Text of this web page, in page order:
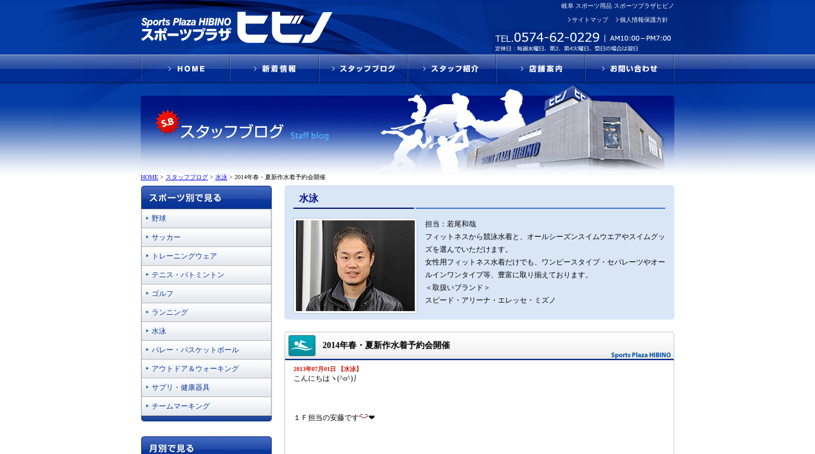
岐阜 スポーツ用品 スポーツプラザヒビノ
サイトマップ 個人情報保護方針
HOME > スタッフブログ > 水泳 > 2014年春・夏新作水着予約会開催
水泳
担当：若尾和哉
フィットネスから競泳水着と、オールシーズンスイムウエアやスイムグッ
ズを選んでいただけます。
女性用フィットネス水着だけでも、ワンピースタイプ・セパレーツやオー
ルインワンタイプ等、豊富に取り揃えております。
＜取扱いブランド＞
スピード・アリーナ・エレッセ・ミズノ
2014年春・夏新作水着予約会開催
2013年07月01日 【水泳】
こんにちはヽ(^o^)丿
１Ｆ担当の安藤です ❤
野球
サッカー
トレーニングウェア
テニス・バトミントン
ゴルフ
ランニング
水泳
バレー・バスケットボール
アウトドア＆ウォーキング
サプリ・健康器具
チームマーキング